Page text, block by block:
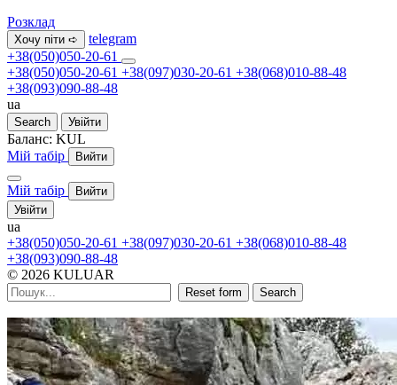
Розклад
Хочу піти ➪
telegram
+38(050)050-20-61
+38(050)050-20-61 +38(097)030-20-61 +38(068)010-88-48
+38(093)090-88-48
ua
Search Увійти
Баланс: KUL
Мій табір
Вийти
Мій табір
Вийти
Увійти
ua
+38(050)050-20-61 +38(097)030-20-61 +38(068)010-88-48
+38(093)090-88-48
© 2026 KULUAR
Reset form Search